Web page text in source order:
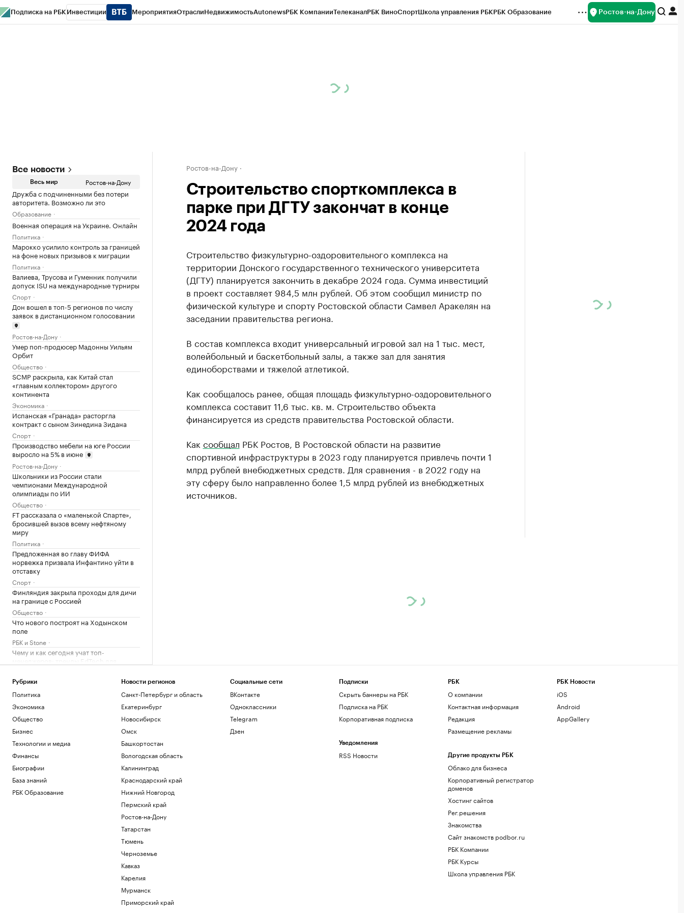
Подписка на РБК Инвестиции МероприятияОтраслиНедвижимостьAutonewsРБК КомпанииТелеканалРБК ВиноСпортШкола управления РБКРБК Образование Ростов-на-Дону
Все новости
Весь мир Ростов-на-Дону
Дружба с подчиненными без потери
авторитета. Возможно ли это
Образование
Военная операция на Украине. Онлайн
Политика
Марокко усилило контроль за границей
на фоне новых призывов к миграции
Политика
Валиева, Трусова и Гуменник получили
допуск ISU на международные турниры
Спорт
Дон вошел в топ-5 регионов по числу
заявок в дистанционном голосовании
Ростов-на-Дону
Умер поп-продюсер Мадонны Уильям
Орбит
Общество
SCMP раскрыла, как Китай стал
«главным коллектором» другого
континента
Экономика
Испанская «Гранада» расторгла
контракт с сыном Зинедина Зидана
Спорт
Производство мебели на юге России
выросло на 5% в июне
Ростов-на-Дону
Школьники из России стали
чемпионами Международной
олимпиады по ИИ
Общество
FT рассказала о «маленькой Спарте»,
бросившей вызов всему нефтяному
миру
Политика
Предложенная во главу ФИФА
норвежка призвала Инфантино уйти в
отставку
Спорт
Финляндия закрыла проходы для дичи
на границе с Россией
Общество
Что нового построят на Ходынском
поле
РБК и Stone
Чему и как сегодня учат топ-
менеджеров: тренды EdTech для
Образование
Как металлургия и горная добыча стали
главными драйверами реального ESG
Отрасли
Как Трамп решил положить конец
«родильному туризму» в США
Политика
Героя Чеченской Республики
Общество
L'Equipe узнала о возможном уходе
Сафонова из ПСЖ летом 2027 года
обосновали фото Бони и «вокзалом»
Ростов-на-Дону
Строительство спорткомплекса в
парке при ДГТУ закончат в конце
2024 года
Строительство физкультурно-оздоровительного комплекса на
территории Донского государственного технического университета
(ДГТУ) планируется закончить в декабре 2024 года. Сумма инвестиций
в проект составляет 984,5 млн рублей. Об этом сообщил министр по
физической культуре и спорту Ростовской области Самвел Аракелян на
заседании правительства региона.
В состав комплекса входит универсальный игровой зал на 1 тыс. мест,
волейбольный и баскетбольный залы, а также зал для занятия
единоборствами и тяжелой атлетикой.
Как сообщалось ранее, общая площадь физкультурно-оздоровительного
комплекса составит 11,6 тыс. кв. м. Строительство объекта
финансируется из средств правительства Ростовской области.
Как сообщал РБК Ростов, В Ростовской области на развитие
спортивной инфраструктуры в 2023 году планируется привлечь почти 1
млрд рублей внебюджетных средств. Для сравнения - в 2022 году на
эту сферу было направленно более 1,5 млрд рублей из внебюджетных
источников.
Рубрики
Политика
Экономика
Общество
Бизнес
Технологии и медиа
Финансы
Биографии
База знаний
РБК Образование
Новости регионов
Санкт-Петербург и область
Екатеринбург
Новосибирск
Омск
Башкортостан
Вологодская область
Калининград
Краснодарский край
Нижний Новгород
Пермский край
Ростов-на-Дону
Татарстан
Тюмень
Черноземье
Кавказ
Карелия
Мурманск
Приморский край
Социальные сети
ВКонтакте
Одноклассники
Telegram
Дзен
Подписки
Скрыть баннеры на РБК
Подписка на РБК
Корпоративная подписка
Уведомления
RSS Новости
РБК
О компании
Контактная информация
Редакция
Размещение рекламы
Другие продукты РБК
Облако для бизнеса
Корпоративный регистратор
доменов
Хостинг сайтов
Рег.решения
Знакомства
Сайт знакомств podbor.ru
РБК Компании
РБК Курсы
Школа управления РБК
РБК Новости
iOS
Android
AppGallery